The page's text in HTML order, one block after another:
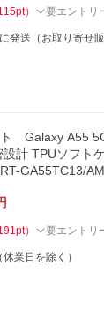
pt） 要エントリ
発送（お取り寄せ
ト Galaxy A55
設計 TPUソフト
GA55TC13/AM
pt） 要エントリ
業日を除く）